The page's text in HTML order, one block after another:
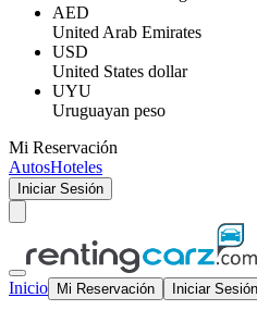
AED
United Arab Emirates
USD
United States dollar
UYU
Uruguayan peso
Mi Reservación
AutosHoteles
Iniciar Sesión
Inicio Mi Reservación Iniciar Sesión